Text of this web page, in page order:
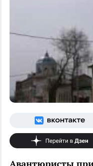
Авантюристы